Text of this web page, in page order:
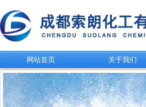
网站首页 关于我们